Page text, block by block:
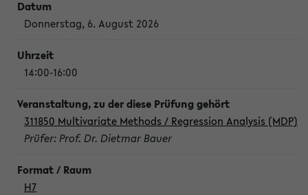
Donnerstag, 6. August 2026
14:00-16:00
311850 Multivariate Methods / Regression Analysis (MDP)
Prüfer: Prof. Dr. Dietmar Bauer
H7